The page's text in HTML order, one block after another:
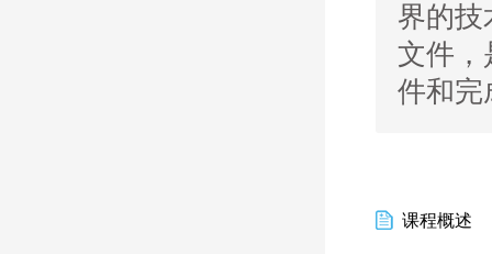
界的技
文件，
件和完
课程概述